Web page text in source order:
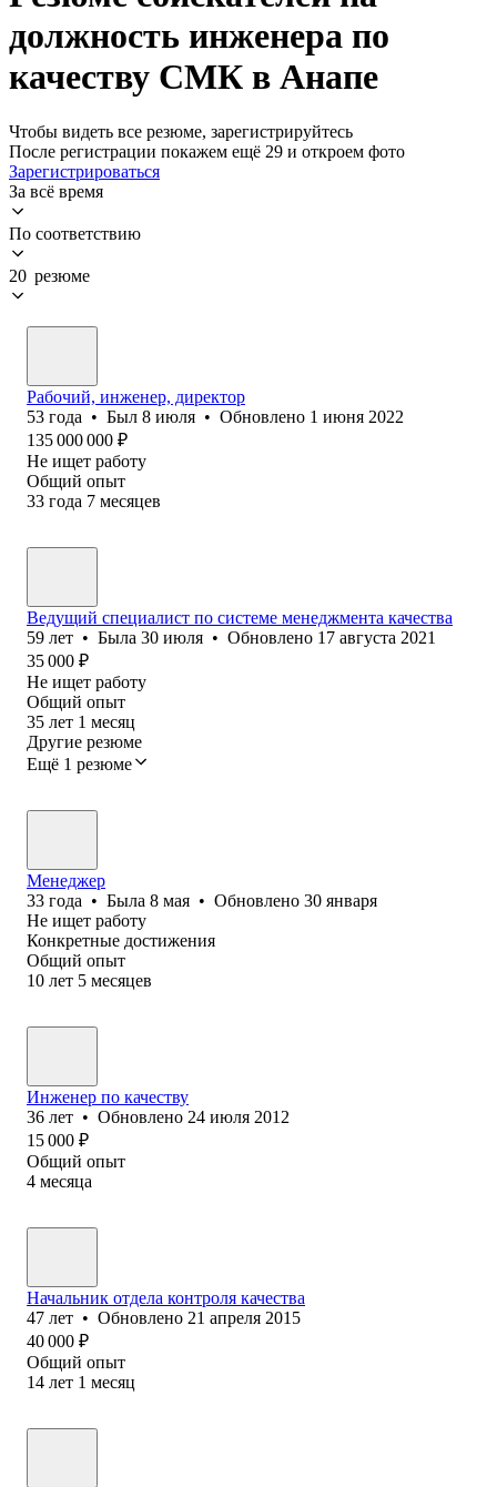
должность инженера по
качеству СМК в Анапе
Чтобы видеть все резюме, зарегистрируйтесь
После регистрации покажем ещё 29 и откроем фото
Зарегистрироваться
За всё время
По соответствию
20 резюме
Рабочий, инженер, директор
53 года • Был 8 июля • Обновлено 1 июня 2022
135 000 000 ₽
Не ищет работу
Общий опыт
33 года 7 месяцев
Ведущий специалист по системе менеджмента качества
59 лет • Была 30 июля • Обновлено 17 августа 2021
35 000 ₽
Не ищет работу
Общий опыт
35 лет 1 месяц
Другие резюме
Ещё 1 резюме
Менеджер
33 года • Была 8 мая • Обновлено 30 января
Не ищет работу
Конкретные достижения
Общий опыт
10 лет 5 месяцев
Инженер по качеству
36 лет • Обновлено 24 июля 2012
15 000 ₽
Общий опыт
4 месяца
Начальник отдела контроля качества
47 лет • Обновлено 21 апреля 2015
40 000 ₽
Общий опыт
14 лет 1 месяц